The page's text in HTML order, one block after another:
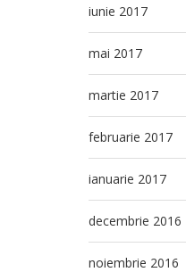
iunie 2017
mai 2017
martie 2017
februarie 2017
ianuarie 2017
decembrie 2016
noiembrie 2016